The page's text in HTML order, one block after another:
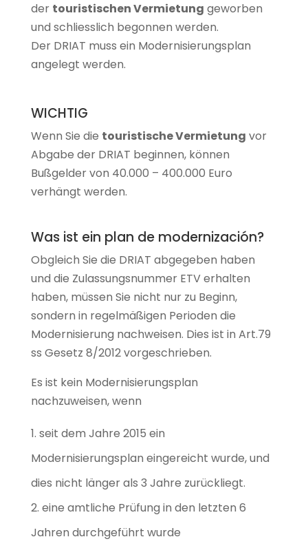
der touristischen Vermietung geworben
und schliesslich begonnen werden.
Der DRIAT muss ein Modernisierungsplan
angelegt werden.
WICHTIG
Wenn Sie die touristische Vermietung vor
Abgabe der DRIAT beginnen, können
Bußgelder von 40.000 – 400.000 Euro
verhängt werden.
Was ist ein plan de modernización?
Obgleich Sie die DRIAT abgegeben haben
und die Zulassungsnummer ETV erhalten
haben, müssen Sie nicht nur zu Beginn,
sondern in regelmäßigen Perioden die
Modernisierung nachweisen. Dies ist in Art.79
ss Gesetz 8/2012 vorgeschrieben.
Es ist kein Modernisierungsplan
nachzuweisen, wenn
seit dem Jahre 2015 ein
Modernisierungsplan eingereicht wurde, und
dies nicht länger als 3 Jahre zurückliegt.
eine amtliche Prüfung in den letzten 6
Jahren durchgeführt wurde